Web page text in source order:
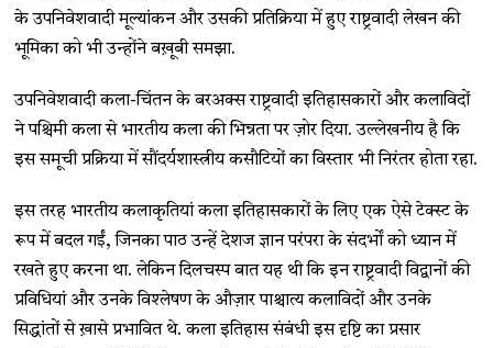
के उपनिवेशवादी मूल्यांकन और उसकी प्रतिक्रिया में हुए राष्ट्रवादी लेखन की
भूमिका को भी उन्होंने बख़ूबी समझा.
उपनिवेशवादी कला-चिंतन के बरअक्स राष्ट्रवादी इतिहासकारों और कलाविदों
ने पश्चिमी कला से भारतीय कला की भिन्नता पर ज़ोर दिया. उल्लेखनीय है कि
इस समूची प्रक्रिया में सौंदर्यशास्त्रीय कसौटियों का विस्तार भी निरंतर होता रहा.
इस तरह भारतीय कलाकृतियां कला इतिहासकारों के लिए एक ऐसे टेक्स्ट के
रूप में बदल गईं, जिनका पाठ उन्हें देशज ज्ञान परंपरा के संदर्भों को ध्यान में
रखते हुए करना था. लेकिन दिलचस्प बात यह थी कि इन राष्ट्रवादी विद्वानों की
प्रविधियां और उनके विश्लेषण के औज़ार पाश्चात्य कलाविदों और उनके
सिद्धांतों से ख़ासे प्रभावित थे. कला इतिहास संबंधी इस दृष्टि का प्रसार